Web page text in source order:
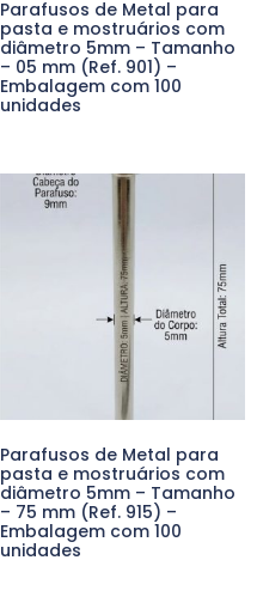
Parafusos de Metal para
pasta e mostruários com
diâmetro 5mm – Tamanho
– 05 mm (Ref. 901) –
Embalagem com 100
unidades
Parafusos de Metal para
pasta e mostruários com
diâmetro 5mm – Tamanho
– 75 mm (Ref. 915) –
Embalagem com 100
unidades